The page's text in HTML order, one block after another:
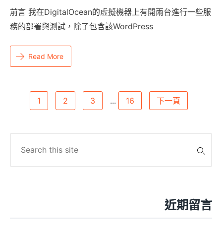
前言 我在DigitalOcean的虛擬機器上有開兩台進行一些服
務的部署與測試，除了包含該WordPress
Read More
頁
1 2 3 ... 16 下一頁
for:
近期留言